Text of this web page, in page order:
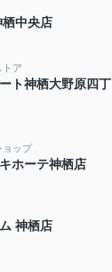
中央店
トア
ト神栖大野原四丁
ョップ
ホーテ神栖店
神栖店